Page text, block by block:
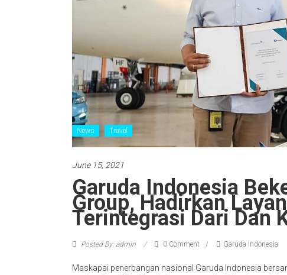
News Travel
June 15, 2021
Garuda Indonesia
Group, Hadirkan
Terintegrasi Dari Dan
Posted By: admin 0 Comment Garuda Indonesia
Maskapai penerbangan nasional Garuda Indonesia